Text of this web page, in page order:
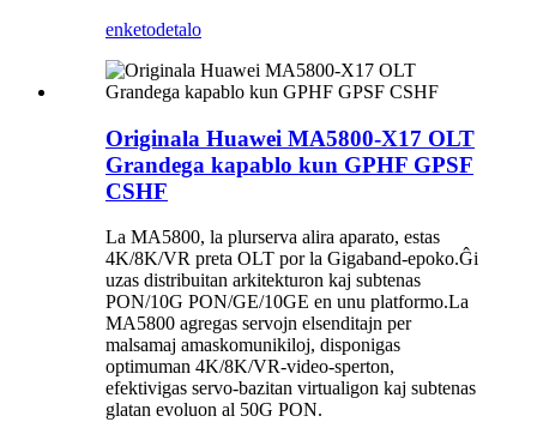
enketodetalo
Originala Huawei MA5800-X17 OLT
Grandega kapablo kun GPHF GPSF
CSHF
La MA5800, la plurserva alira aparato, estas
4K/8K/VR preta OLT por la Gigaband-epoko.Ĝi
uzas distribuitan arkitekturon kaj subtenas
PON/10G PON/GE/10GE en unu platformo.La
MA5800 agregas servojn elsenditajn per
malsamaj amaskomunikiloj, disponigas
optimuman 4K/8K/VR-video-sperton,
efektivigas servo-bazitan virtualigon kaj subtenas
glatan evoluon al 50G PON.